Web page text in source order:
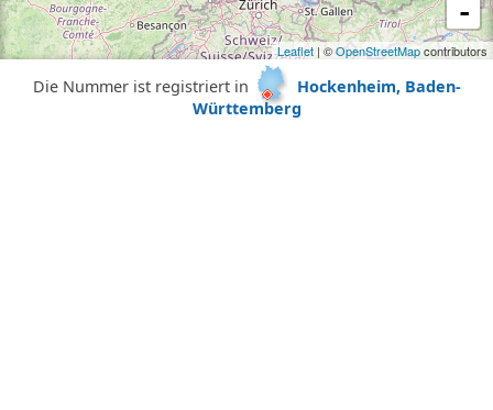
-
Leaflet | ©OpenStreetMapcontributors
Die Nummer ist registriert in
Hockenheim, Baden-
Württemberg